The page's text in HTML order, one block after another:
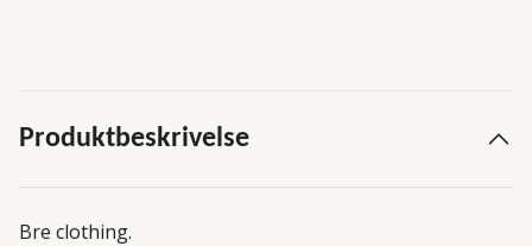
Produktbeskrivelse
Bre clothing.